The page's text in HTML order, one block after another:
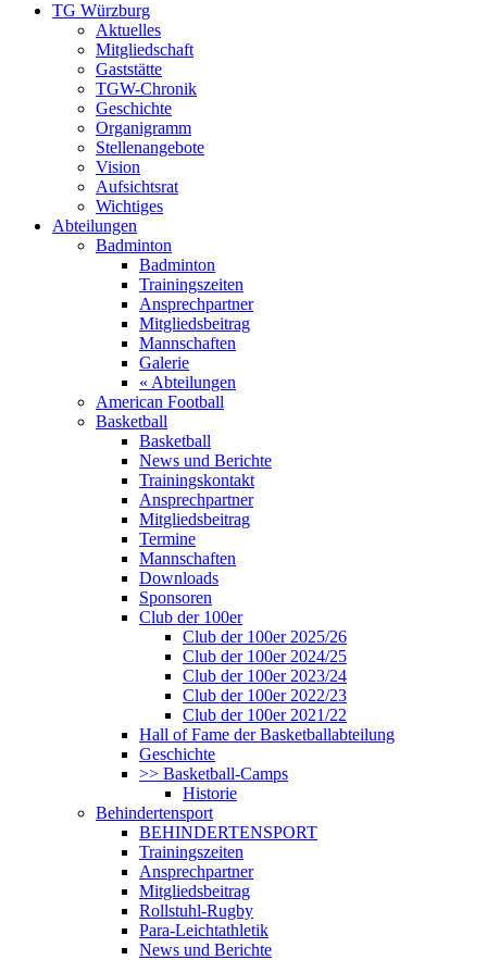
TG Würzburg
Aktuelles
Mitgliedschaft
Gaststätte
TGW-Chronik
Geschichte
Organigramm
Stellenangebote
Vision
Aufsichtsrat
Wichtiges
Abteilungen
Badminton
Badminton
Trainingszeiten
Ansprechpartner
Mitgliedsbeitrag
Mannschaften
Galerie
« Abteilungen
American Football
Basketball
Basketball
News und Berichte
Trainingskontakt
Ansprechpartner
Mitgliedsbeitrag
Termine
Mannschaften
Downloads
Sponsoren
Club der 100er
Club der 100er 2025/26
Club der 100er 2024/25
Club der 100er 2023/24
Club der 100er 2022/23
Club der 100er 2021/22
Hall of Fame der Basketballabteilung
Geschichte
>> Basketball-Camps
Historie
Behindertensport
BEHINDERTENSPORT
Trainingszeiten
Ansprechpartner
Mitgliedsbeitrag
Rollstuhl-Rugby
Para-Leichtathletik
News und Berichte